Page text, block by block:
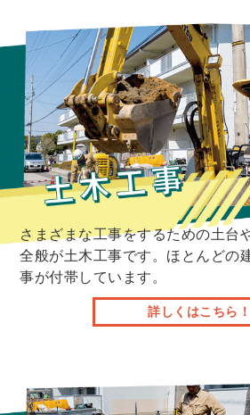
さまざまな工事をするための土台
全般が土木工事です。ほとんどの
事が付帯しています。
詳しくはこちら！